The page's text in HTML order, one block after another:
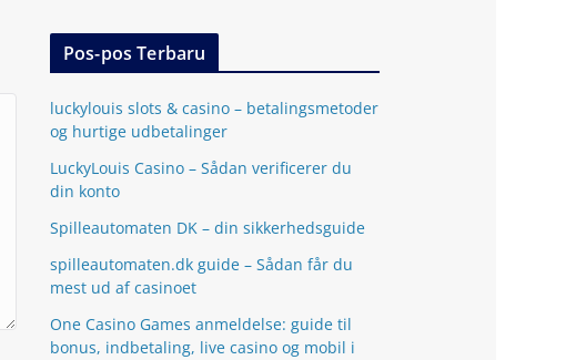
Pos-pos Terbaru
luckylouis slots & casino – betalingsmetoder
og hurtige udbetalinger
LuckyLouis Casino – Sådan verificerer du
din konto
Spilleautomaten DK – din sikkerhedsguide
spilleautomaten.dk guide – Sådan får du
mest ud af casinoet
One Casino Games anmeldelse: guide til
bonus, indbetaling, live casino og mobil i